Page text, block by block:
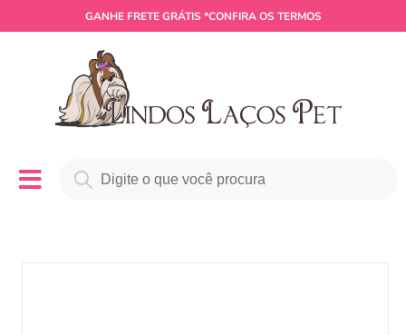
GANHE FRETE GRÁTIS *CONFIRA OS TERMOS